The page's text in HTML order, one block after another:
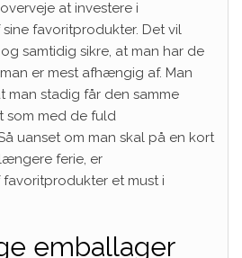
at investere i
favoritprodukter. Det vil
samtidig sikre, at man har de
er mest afhængig af. Man
man stadig får den samme
som med de fuld
uanset om man skal på en kort
ferie, er
et must i
emballager